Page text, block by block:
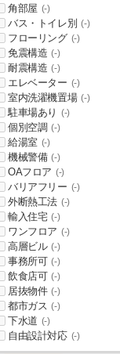
角部屋 (-)
バス・トイレ別 (-)
フローリング (-)
免震構造 (-)
耐震構造 (-)
エレベーター (-)
室内洗濯機置場 (-)
駐車場あり (-)
個別空調 (-)
給湯室 (-)
機械警備 (-)
OAフロア (-)
バリアフリー (-)
外断熱工法 (-)
輸入住宅 (-)
ワンフロア (-)
高層ビル (-)
事務所可 (-)
飲食店可 (-)
居抜物件 (-)
都市ガス (-)
下水道 (-)
自由設計対応 (-)